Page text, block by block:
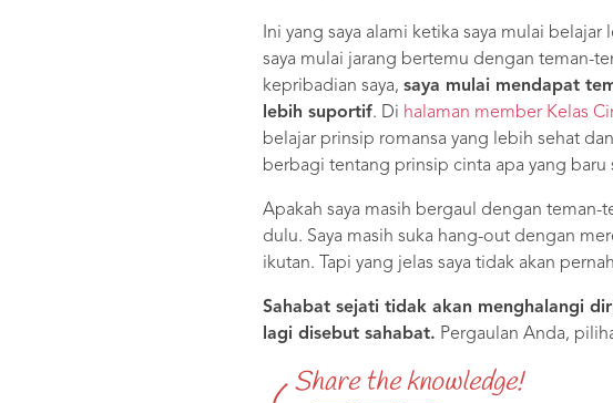
Ini yang saya alami ketika saya mulai
saya mulai jarang bertemu dengan teman-
kepribadian saya, saya mulai mendapat
lebih suportif. Di halaman member Kelas
belajar prinsip romansa yang lebih sehat
berbagi tentang prinsip cinta apa yang baru
Apakah saya masih bergaul dengan teman-
dulu. Saya masih suka hang-out dengan
ikutan. Tapi yang jelas saya tidak akan
Sahabat sejati tidak akan menghalangi
lagi disebut sahabat. Pergaulan Anda,
Share the knowledge!